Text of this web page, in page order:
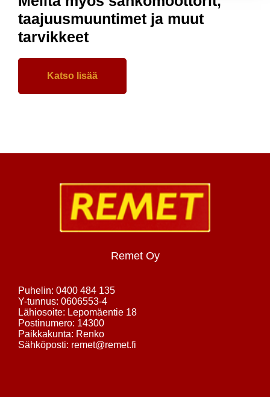
taajuusmuuntimet ja muut
tarvikkeet
Katso lisää
Remet Oy
Puhelin: 0400 484 135
Y-tunnus: 0606553-4
Lähiosoite: Lepomäentie 18
Postinumero: 14300
Paikkakunta: Renko
Sähköposti: remet@remet.fi